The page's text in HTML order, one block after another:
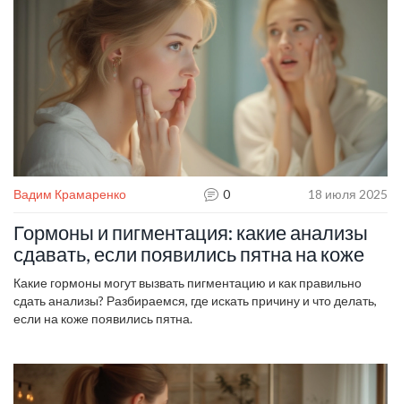
Вадим Крамаренко 0 18 июля 2025
Гормоны и пигментация: какие анализы
сдавать, если появились пятна на коже
Какие гормоны могут вызвать пигментацию и как правильно
сдать анализы? Разбираемся, где искать причину и что делать,
если на коже появились пятна.